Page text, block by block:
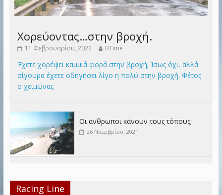
Χορεύοντας…στην βροχή.
11 Φεβρουαρίου, 2022 BTime
Έχετε χορέψει καμμιά φορά στην βροχή; Ίσως όχι, αλλά
σίγουρα έχετε οδηγήσει λίγο η πολύ στην βροχή. Φέτος
ο χειμώνας
Οι άνθρωποι κάνουν τους τόπους;
26 Νοεμβρίου, 2021
Racing Line